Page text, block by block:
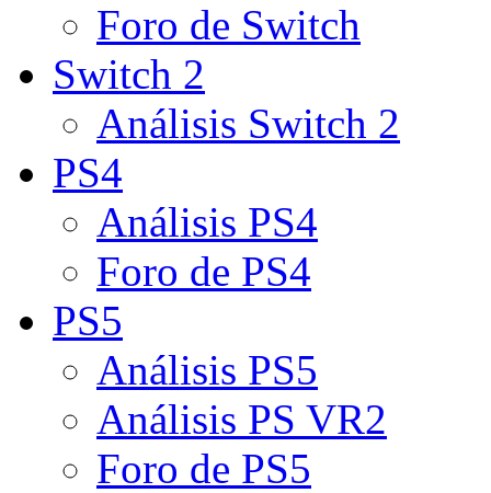
Foro de Switch
Switch 2
Análisis Switch 2
PS4
Análisis PS4
Foro de PS4
PS5
Análisis PS5
Análisis PS VR2
Foro de PS5